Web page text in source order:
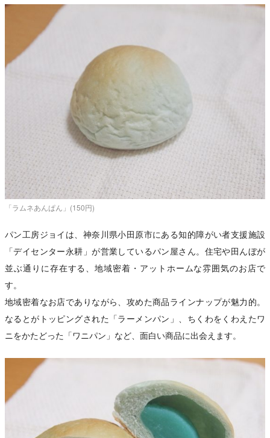
「ラムネあんぱん」(150円)
パン工房ジョイは、神奈川県小田原市にある知的障がい者支援施設
「デイセンター永耕」が営業しているパン屋さん。住宅や田んぼが
並ぶ通りに存在する、地域密着・アットホームな雰囲気のお店で
す。
地域密着なお店でありながら、攻めた商品ラインナップが魅力的。
なるとがトッピングされた「ラーメンパン」、ちくわをくわえたワ
ニをかたどった「ワニパン」など、面白い商品に出会えます。